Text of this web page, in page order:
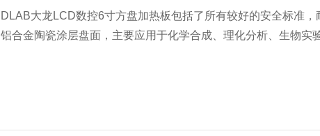
DLAB大龙LCD数控6寸方盘加热板包括了所有较好的安全标准，
铝合金陶瓷涂层盘面，主要应用于化学合成、理化分析、生物实